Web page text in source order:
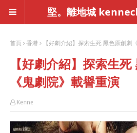
堅。離地城
首頁 香港 【好劇介紹】探索生死 黑色原創劇
【好劇介紹】探索生
《鬼劇院》載譽重演
Kenne